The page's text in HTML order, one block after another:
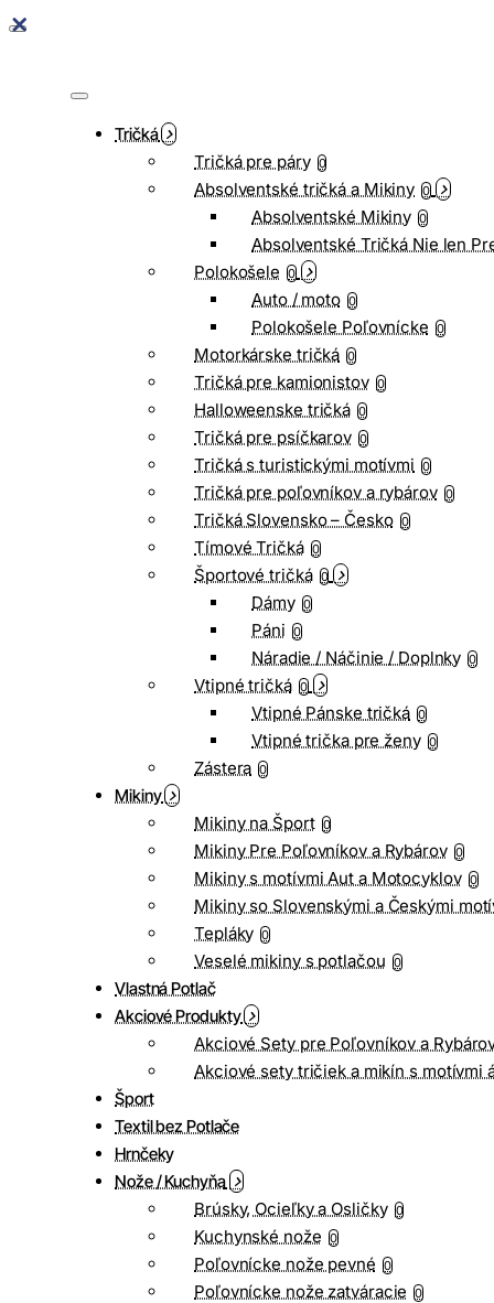
Tričká
Tričká pre páry 0
Absolventské tričká a Mikiny 0
Absolventské Mikiny 0
Absolventské Tričká Nie len
Polokošele 0
Auto / moto 0
Polokošele Poľovnícke 0
Motorkárske tričká 0
Tričká pre kamionistov 0
Halloweenske tričká 0
Tričká pre psíčkarov 0
Tričká s turistickými motívmi 0
Tričká pre poľovníkov a rybárov 0
Tričká Slovensko – Česko 0
Tímové Tričká 0
Športové tričká 0
Dámy 0
Páni 0
Náradie / Náčinie / Doplnky 0
Vtipné tričká 0
Vtipné Pánske tričká 0
Vtipné trička pre ženy 0
Zástera 0
Mikiny
Mikiny na Šport 0
Mikiny Pre Poľovníkov a Rybárov 0
Mikiny s motívmi Aut a Motocyklov 0
Mikiny so Slovenskými a Českými
Tepláky 0
Veselé mikiny s potlačou 0
Vlastná Potlač
Akciové Produkty
Akciové Sety pre Poľovníkov a
Akciové sety tričiek a mikín s motívmi
Šport
Textil bez Potlače
Hrnčeky
Nože / Kuchyňa
Brúsky, Ocieľky a Osličky 0
Kuchynské nože 0
Poľovnícke nože pevné 0
Poľovnícke nože zatváracie 0